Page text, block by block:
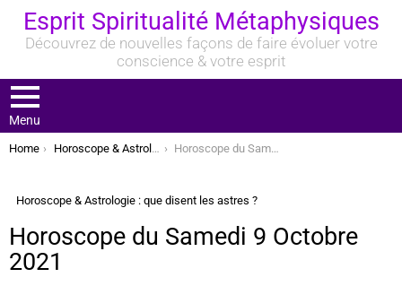
Esprit Spiritualité Métaphysiques
Découvrez de nouvelles façons de faire évoluer votre
conscience & votre esprit
Menu
You are here:
Home Horoscope & Astrologie : que disent les astres ? Horoscope du Samedi 9 Octobre 2021
Horoscope & Astrologie : que disent les astres ?
Horoscope du Samedi 9 Octobre
2021